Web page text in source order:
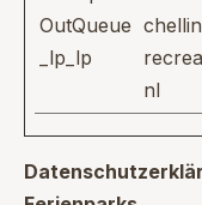
OutQueue
_lp_lp
nl